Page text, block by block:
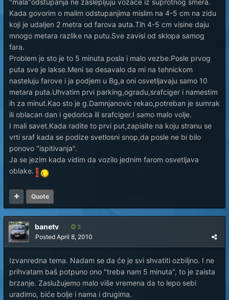
"mala"odstupanja ne zaslepljuju vozace iz suprotnog smera.
Kada govorim o malim odstupanjima mislim na 4-5 cm na zidu
koji je udaljen 2 metra od farova auta.Tih 4-5 cm visine daju
mnogo metara razlike na putu.Sve zavisi od sklopa samog
fara.
Problem je sto je to 5 minuta posla i malo vezbe.Posle prvog
puta sve je lakse.Meni se desavalo da mi na tehnickom
nasteluju farove i ja podjem u Bg,a oni osvetljavaju samo 10
metara puta.Uhvatim prvi parking,ogradu,srafciger i namestim
ih za minut.Kao sto je g.Damnjanovic rekao,potreban je sumrak
ili oblacan dan i gedorica ili srafciger.I samo malo volje.
I mali savet.Kada radite to prvi put,zapisite na koju stranu se
vrti sraf kada se podize svetlosni snop,da posle ne bi bilo
ponovo "ispitivanja".
Ja se jezim kada vidim da vozilo jednim farom osvetljava
oblake.
Quote
banetv 3
Posted April 8, 2010
Izvanredna tema. Nadam se da će je svi shvatiti ozbiljno. I ne
prihvatam baš potpuno ono "treba nam 5 minuta", to je zaista
brzanje. Zaslužujemo malo više vremena da to lepo sebi
uradimo, biće bolje i nama i drugima.